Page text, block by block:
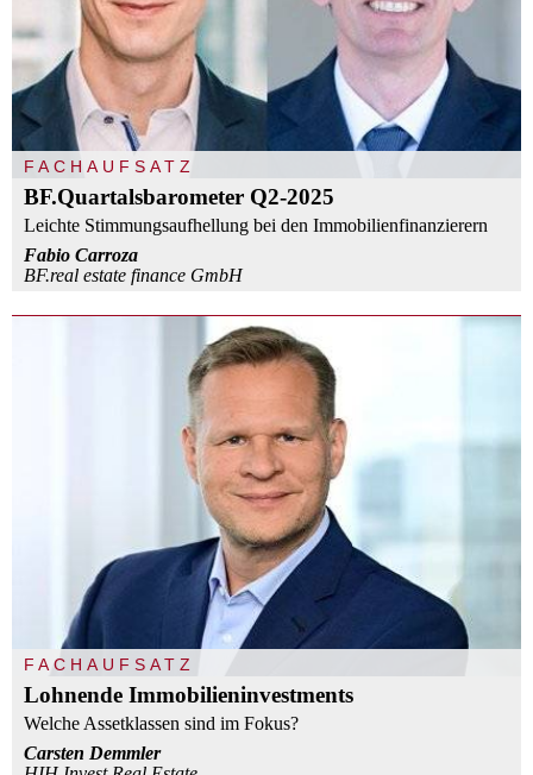
FACHAUFSATZ
BF.Quartalsbarometer Q2-2025
Leichte Stimmungsaufhellung bei den Immobilienfinanzierern
Fabio Carroza
BF.real estate finance GmbH
FACHAUFSATZ
Lohnende Immobilieninvestments
Welche Assetklassen sind im Fokus?
Carsten Demmler